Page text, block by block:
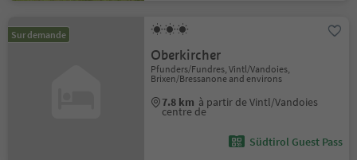
Sur demande
Oberkircher
Pfunders/Fundres, Vintl/Vandoies,
Brixen/Bressanone and environs
7.8 km à partir de Vintl/Vandoies
centre de
Südtirol Guest Pass